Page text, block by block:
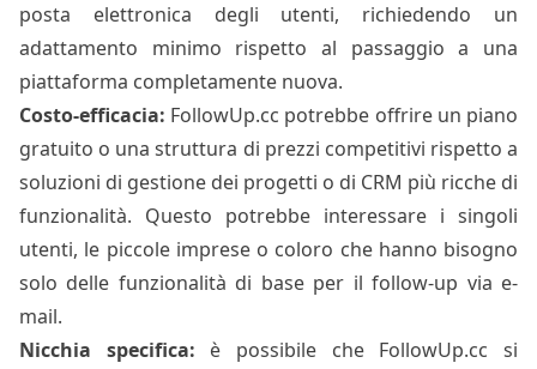
posta elettronica degli utenti, richiedendo un
adattamento minimo rispetto al passaggio a una
piattaforma completamente nuova.
Costo-efficacia: FollowUp.cc potrebbe offrire un piano
gratuito o una struttura di prezzi competitivi rispetto a
soluzioni di gestione dei progetti o di CRM più ricche di
funzionalità. Questo potrebbe interessare i singoli
utenti, le piccole imprese o coloro che hanno bisogno
solo delle funzionalità di base per il follow-up via e-
mail.
Nicchia specifica: è possibile che FollowUp.cc si